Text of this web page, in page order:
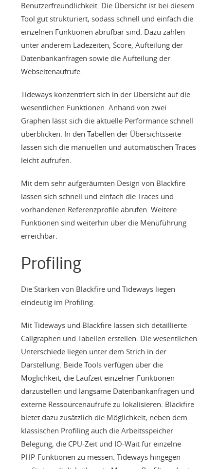
Benutzerfreundlichkeit. Die Übersicht ist bei diesem
Tool gut strukturiert, sodass schnell und einfach die
einzelnen Funktionen abrufbar sind. Dazu zählen
unter anderem Ladezeiten, Score, Aufteilung der
Datenbankanfragen sowie die Aufteilung der
Webseitenaufrufe.
Tideways konzentriert sich in der Übersicht auf die
wesentlichen Funktionen. Anhand von zwei
Graphen lässt sich die aktuelle Performance schnell
überblicken. In den Tabellen der Übersichtsseite
lassen sich die manuellen und automatischen Traces
leicht aufrufen.
Mit dem sehr aufgeräumten Design von Blackfire
lassen sich schnell und einfach die Traces und
vorhandenen Referenzprofile abrufen. Weitere
Funktionen sind weiterhin über die Menüführung
erreichbar.
Profiling
Die Stärken von Blackfire und Tideways liegen
eindeutig im Profiling.
Mit Tideways und Blackfire lassen sich detaillierte
Callgraphen und Tabellen erstellen. Die wesentlichen
Unterschiede liegen unter dem Strich in der
Darstellung. Beide Tools verfügen über die
Möglichkeit, die Laufzeit einzelner Funktionen
darzustellen und langsame Datenbankanfragen und
externe Ressourcenaufrufe zu lokalisieren. Blackfire
bietet dazu zusätzlich die Möglichkeit, neben dem
klassischen Profiling auch die Arbeitsspeicher
Belegung, die CPU-Zeit und IO-Wait für einzelne
PHP-Funktionen zu messen. Tideways hingegen